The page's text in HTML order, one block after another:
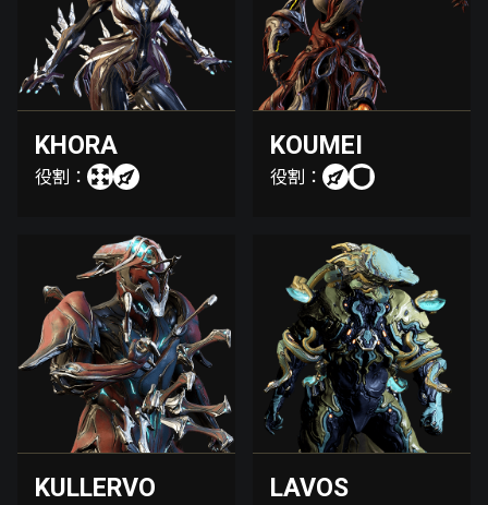
KHORA
役割：
KOUMEI
役割：
KULLERVO LAVOS